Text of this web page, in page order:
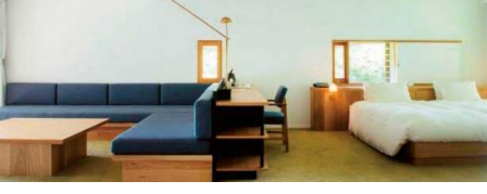
FORTUNE
明日のわたし
[12星座別] Weekly Holoscope
[12星座別] Monthly Love Holoscope
HEALTH
自分にやさしく